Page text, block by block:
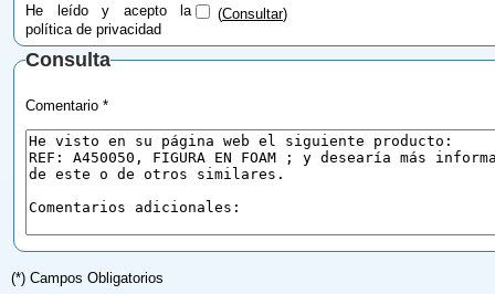
He leído y acepto la
política de privacidad
(Consultar)
Consulta
Comentario *
(*) Campos Obligatorios